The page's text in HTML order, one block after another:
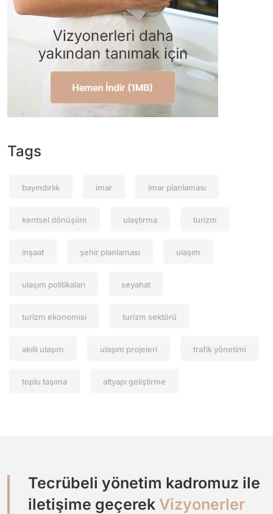
Tags
bayındırlık imar imar planlaması
kentsel dönüşüm ulaştırma turizm
inşaat şehir planlaması ulaşım
ulaşım politikaları seyahat
turizm ekonomisi turizm sektörü
akıllı ulaşım ulaşım projeleri trafik yönetimi
toplu taşıma altyapı geliştirme
Tecrübeli yönetim kadromuz ile
iletişime geçerek Vizyonerler